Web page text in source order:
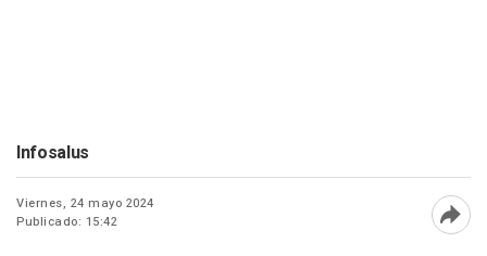
Infosalus
Viernes, 24 mayo 2024
Publicado: 15:42